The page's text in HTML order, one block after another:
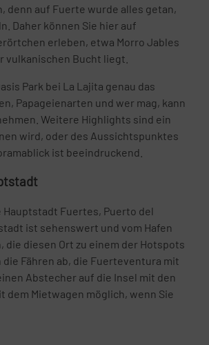
denn auf Fuerte wurde alles getan,
Daher können Sie hier auf
erleben, etwa Morro Jables
vulkanischen Bucht liegt.
Park bei La Lajita genau das
Papageienarten und wer mag, kann
Weitere Highlights sind ein
wird, oder des Aussichtspunktes
ist beeindruckend.
Hauptstadt Fuertes, Puerto del
ist sehenswert und vom Hafen
die diesen Ort zu einem der Hotspots
die Fähren ab, die Fuerteventura mit
Abstecher auf die Insel mit den
Mietwagen möglich, wenn Sie